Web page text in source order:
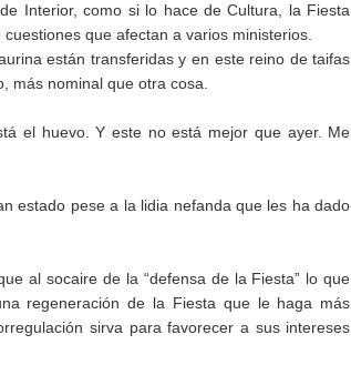
Interior, como si lo hace de Cultura, la Fiesta
que afectan a varios ministerios.
están transferidas y en este reino de taifas
más nominal que otra cosa.
el huevo. Y este no está mejor que ayer. Me
estado pese a la lidia nefanda que les ha dado
al socaire de la “defensa de la Fiesta” lo que
regeneración de la Fiesta que le haga más
sirva para favorecer a sus intereses